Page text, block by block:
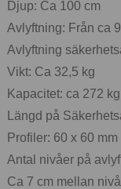
Djup: Ca 100 cm
Avlyftning: Från ca
Avlyftning
Vikt: Ca 32,5 kg
Kapacitet: ca 272
Längd på
Profiler: 60 x 60 mm
Antal nivåer på
Ca 7 cm mellan